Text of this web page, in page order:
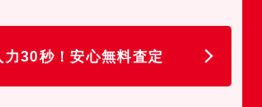
力30秒！安心無料査定